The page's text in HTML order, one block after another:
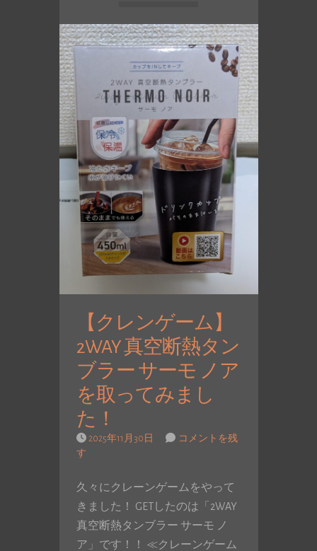
【クレンゲーム】
2WAY 真空断熱タン
ブラー サーモ ノア
を取ってみまし
た！
2025年11月30日
コメントを残
す
久々にクレーンゲームをやって
きました！ GETしたのは「2WAY
真空断熱タンブラー サーモ ノ
ア」です！！ ≪クレーンゲーム